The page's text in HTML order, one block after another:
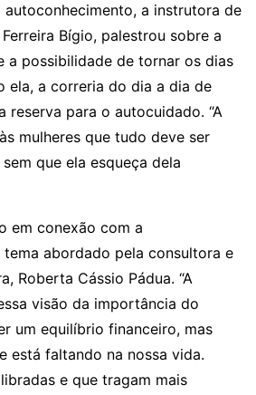
autoconhecimento, a instrutora de
Bígio, palestrou sobre a
a possibilidade de tornar os dias
ela, a correria do dia a dia de
reserva para o autocuidado. “A
mulheres que tudo deve ser
que ela esqueça dela
em conexão com a
tema abordado pela consultora e
Roberta Cássio Pádua. “A
visão da importância do
um equilíbrio financeiro, mas
está faltando na nossa vida.
e que tragam mais